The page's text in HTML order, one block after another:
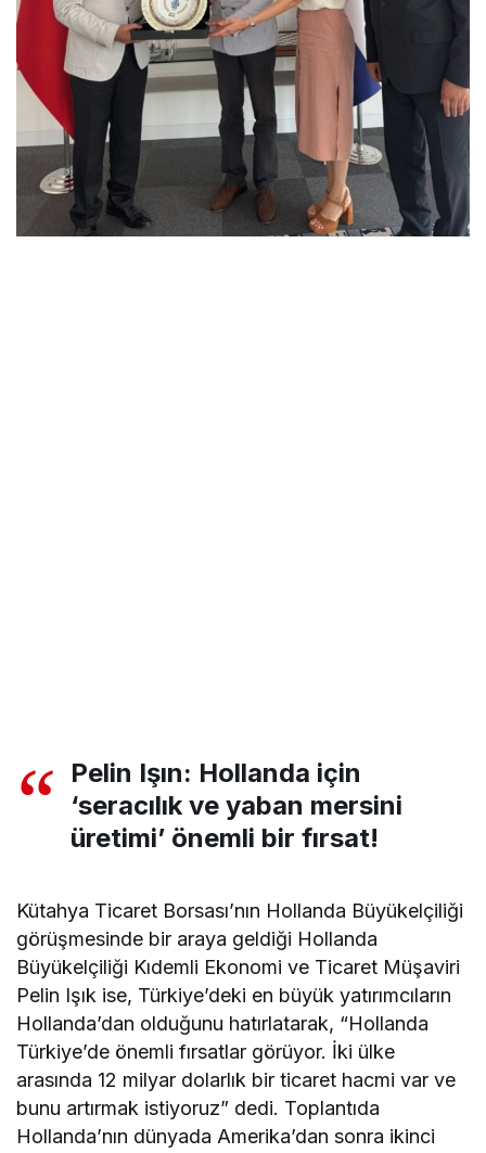
Pelin Işın: Hollanda için
‘seracılık ve yaban mersini
üretimi’ önemli bir fırsat!
Kütahya Ticaret Borsası’nın Hollanda Büyükelçiliği
görüşmesinde bir araya geldiği Hollanda
Büyükelçiliği Kıdemli Ekonomi ve Ticaret Müşaviri
Pelin Işık ise, Türkiye’deki en büyük yatırımcıların
Hollanda’dan olduğunu hatırlatarak, “Hollanda
Türkiye’de önemli fırsatlar görüyor. İki ülke
arasında 12 milyar dolarlık bir ticaret hacmi var ve
bunu artırmak istiyoruz” dedi. Toplantıda
Hollanda’nın dünyada Amerika’dan sonra ikinci